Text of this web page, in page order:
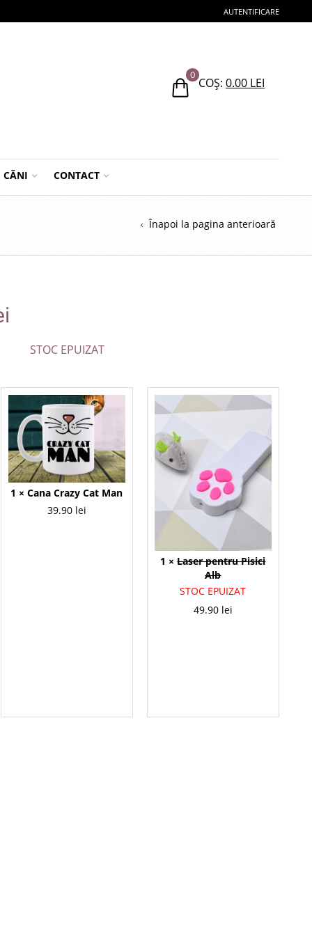
AUTENTIFICARE
0
COȘ: 0.00 LEI
CĂNI CONTACT
Înapoi la pagina anterioară
STOC EPUIZAT
1 ×Cana Crazy Cat Man
39.90 lei
1 ×Laser pentru Pisici
Alb
STOC EPUIZAT
49.90 lei